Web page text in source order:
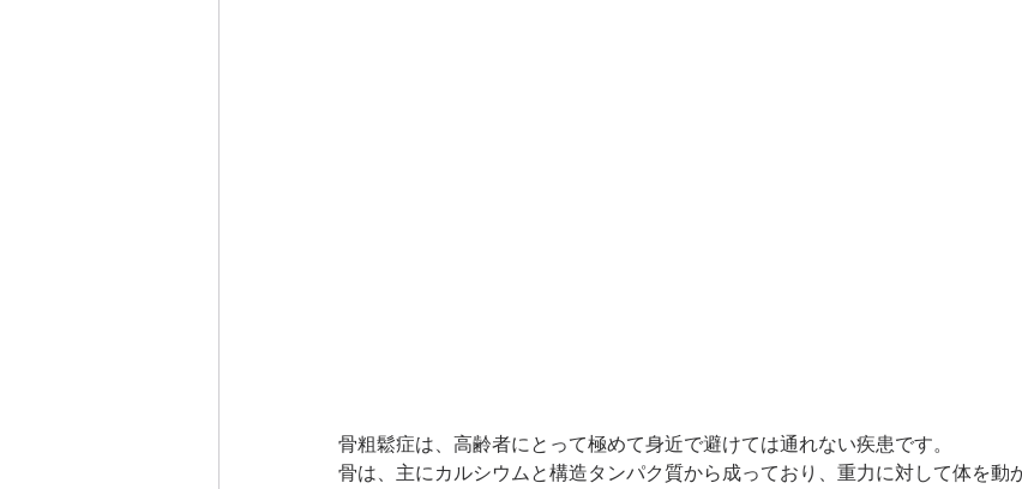
骨粗鬆症は、高齢者にとって極めて身近で避けては通れない疾患です。
骨は、主にカルシウムと構造タンパク質から成っており、重力に対して体を動